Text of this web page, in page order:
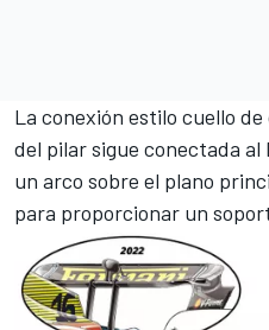
La conexión estilo cuello
del pilar sigue conectada al
un arco sobre el plano
para proporcionar un